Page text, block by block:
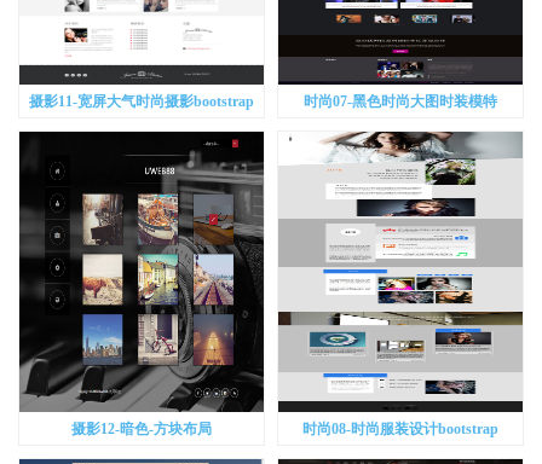
摄影11-宽屏大气时尚摄影bootstrap
时尚07-黑色时尚大图时装模特
bootstrap
摄影12-暗色-方块布局 时尚08-时尚服装设计bootstrap